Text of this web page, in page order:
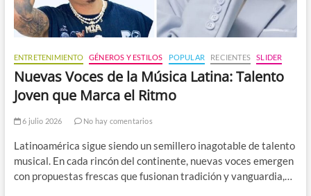
ENTRETENIMIENTO GÉNEROS Y ESTILOS POPULAR RECIENTES SLIDER
Nuevas Voces de la Música Latina: Talento
Joven que Marca el Ritmo
6 julio 2026 No hay comentarios
Latinoamérica sigue siendo un semillero inagotable de talento
musical. En cada rincón del continente, nuevas voces emergen
con propuestas frescas que fusionan tradición y vanguardia,…